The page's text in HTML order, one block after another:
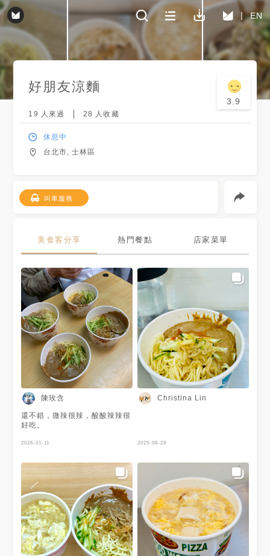
EN
好朋友涼麵
3.9
19 人來過 28 人收藏
休息中
台北市, 士林區
叫車服務
美食客分享 熱門餐點 店家菜單
陳玫含
還不錯，微辣很辣，酸酸辣辣很
好吃。
2026-01-11
Christina Lin
2025-08-29